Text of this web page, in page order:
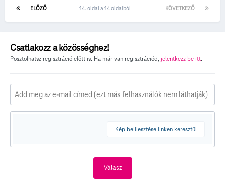
ELŐZŐ KÖVETKEZŐ
14. oldal a 14 oldalból
Csatlakozz a közösséghez!
Posztolhatsz regisztráció előtt is. Ha már van regisztrációd, jelentkezz be itt.
Kép beillesztése linken keresztül
Válasz